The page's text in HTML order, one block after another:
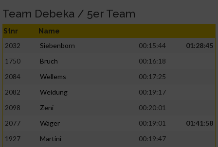
Team Debeka / 5er Team
Stnr Name
2032 Siebenborn 00:15:44
01:28:45
1750
Bruch
00:16:18
2084
Wellems
00:17:25
2082
Weidung
00:19:17
2098
Zeni
00:20:01
2077
Wäger 00:19:01
01:41:58
1927
Martini
00:19:47